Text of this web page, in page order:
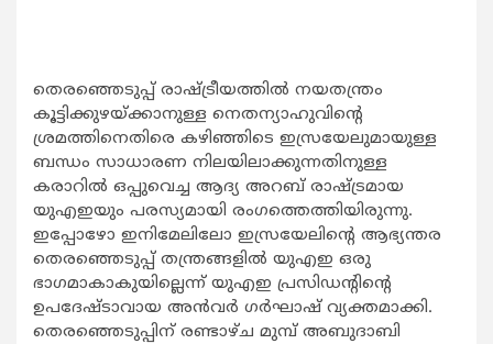
തെരഞ്ഞെടുപ്പ് രാഷ്ട്രീയത്തില്‍ നയതന്ത്രം
കൂട്ടിക്കുഴയ്ക്കാനുള്ള നെതന്യാഹുവിന്റെ
ശ്രമത്തിനെതിരെ കഴിഞ്ഞിടെ ഇസ്രയേലുമായുള്ള
ബന്ധം സാധാരണ നിലയിലാക്കുന്നതിനുള്ള
കരാറില്‍ ഒപ്പുവെച്ച ആദ്യ അറബ് രാഷ്ട്രമായ
യുഎഇയും പരസ്യമായി രംഗത്തെത്തിയിരുന്നു.
ഇപ്പോഴോ ഇനിമേലിലോ ഇസ്രയേലിന്റെ ആഭ്യന്തര
തെരഞ്ഞെടുപ്പ് തന്ത്രങ്ങളില്‍ യുഎഇ ഒരു
ഭാഗമാകാകുയില്ലെന്ന് യുഎഇ പ്രസിഡന്റിന്റെ
ഉപദേഷ്ടാവായ അന്‍വര്‍ ഗര്‍ഘാഷ് വ്യക്തമാക്കി.
തെരഞ്ഞെടുപ്പിന് രണ്ടാഴ്ച മുമ്പ് അബുദാബി